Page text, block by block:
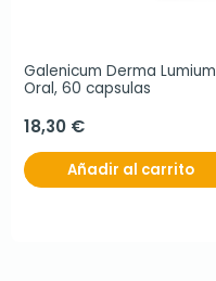
Galenicum Derma Lumium
Oral, 60 capsulas
18,30 €
Añadir al carrito